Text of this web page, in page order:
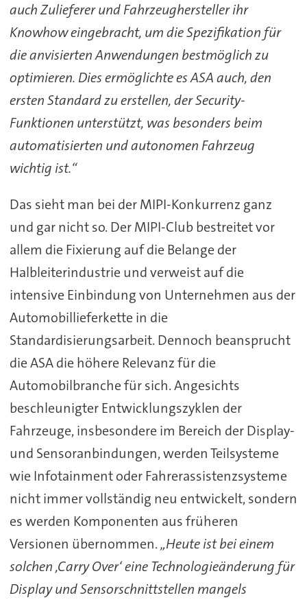
auch Zulieferer und Fahrzeughersteller ihr
Knowhow eingebracht, um die Spezifikation für
die anvisierten Anwendungen bestmöglich zu
optimieren. Dies ermöglichte es ASA auch, den
ersten Standard zu erstellen, der Security-
Funktionen unterstützt, was besonders beim
automatisierten und autonomen Fahrzeug
wichtig ist.“
Das sieht man bei der MIPI-Konkurrenz ganz
und gar nicht so. Der MIPI-Club bestreitet vor
allem die Fixierung auf die Belange der
Halbleiterindustrie und verweist auf die
intensive Einbindung von Unternehmen aus der
Automobillieferkette in die
Standardisierungsarbeit. Dennoch beansprucht
die ASA die höhere Relevanz für die
Automobilbranche für sich. Angesichts
beschleunigter Entwicklungszyklen der
Fahrzeuge, insbesondere im Bereich der Display-
und Sensoranbindungen, werden Teilsysteme
wie Infotainment oder Fahrerassistenzsysteme
nicht immer vollständig neu entwickelt, sondern
es werden Komponenten aus früheren
Versionen übernommen.„Heute ist bei einem
solchen ,Carry Over‘ eine Technologieänderung für
Display und Sensorschnittstellen mangels